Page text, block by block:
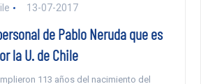
13-07-2017
de Pablo Neruda que es
la U. de Chile
113 años del nacimiento del